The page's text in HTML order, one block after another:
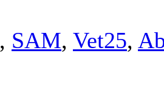
, SAM, Vet25,